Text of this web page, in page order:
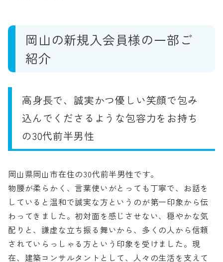
岡山の新規入会員様の一部ご
紹介
高身長で、誠実かつ優しい笑顔で包み
込んでくださるような包容力をお持ち
の30代前半男性
岡山県岡山市在住の30代前半男性です。
物腰が柔らかく、言葉使いがとっても丁寧で、お話を
していると温和で誠実な方というのが第一印象から伝
わってきました。初対面を感じさせない、穏やかな気
配りと、謙虚な立ち振る舞いから、多くの人から信頼
されていらっしゃる方という印象を受けました。現
在、建築コンサルタントとして、人々の生活を支えて